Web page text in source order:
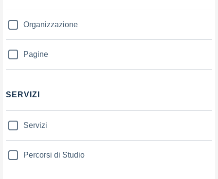
Organizzazione
Pagine
SERVIZI
Servizi
Percorsi di Studio